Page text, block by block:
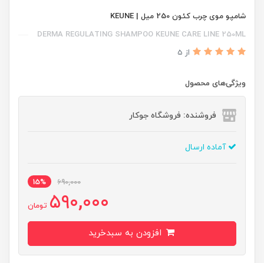
شامپو موی چرب کئون 250 میل | KEUNE
DERMA REGULATING SHAMPOO KEUNE CARE LINE 250ML
از 5
ویژگی‌های محصول
فروشنده: فروشگاه جوکار
آماده ارسال
690,000
15%
590,000 تومان